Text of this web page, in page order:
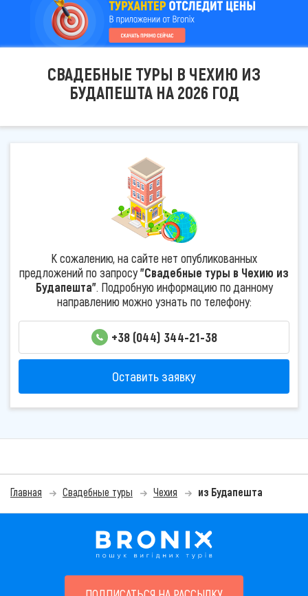
СВАДЕБНЫЕ ТУРЫ В ЧЕХИЮ ИЗ
БУДАПЕШТА НА 2026 ГОД
К сожалению, на сайте нет опубликованных
предложений по запросу"Свадебные туры в Чехию из
Будапешта". Подробную информацию по данному
направлению можно узнать по телефону:
+38 (044) 344-21-38
Оставить заявку
Главная Свадебные туры Чехия из Будапешта